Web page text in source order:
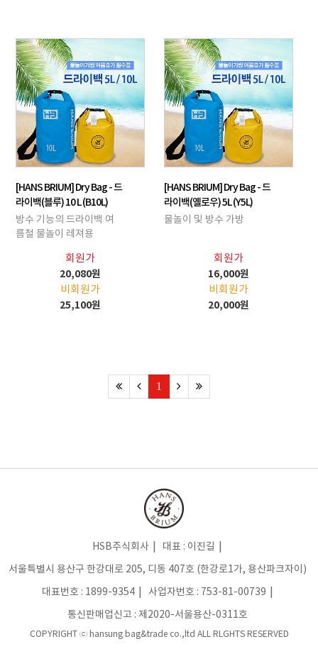
[HANS BRIUM] Dry Bag - 드
라이백(블루) 10 L (B10L)
방수 기능의 드라이백 여
름철 물놀이 레져용
회원가
20,080원
비회원가
25,100원
[HANS BRIUM] Dry Bag - 드
라이백(옐로우) 5L (Y5L)
물놀이 및 방수 가방
회원가
16,000원
비회원가
20,000원
1
HSB주식회사
대표 : 이진길
서울특별시 용산구 한강대로 205, 디동 407호 (한강로1가, 용산파크자이)
대표번호 : 1899-9354 사업자번호 : 753-81-00739
통신판매업신고 : 제2020-서울용산-0311호
COPYRIGHT ⓒ hansung bag&trade co.,ltd ALL RLGHTS RESERVED